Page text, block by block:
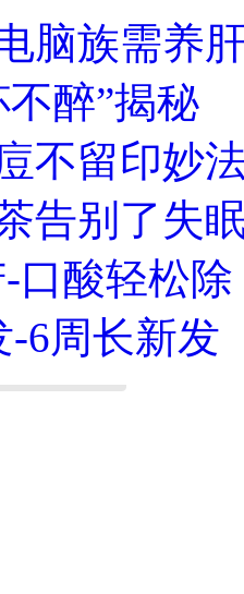
脑族需养
醉”揭秘
不留印妙
告别了失
口酸轻松除
-6周长新发